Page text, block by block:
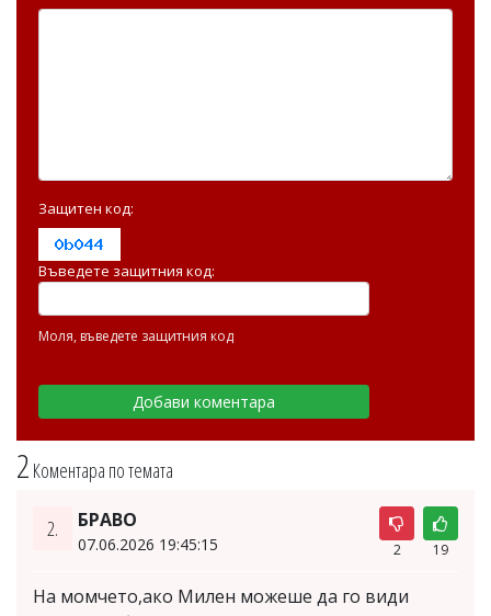
2 Коментара по темата
2. БРАВО
07.06.2026 19:45:15 2 19
На момчето,ако Милен можеше да го види
Защитен код:
Въведете защитния код:
Моля, въведете защитния код